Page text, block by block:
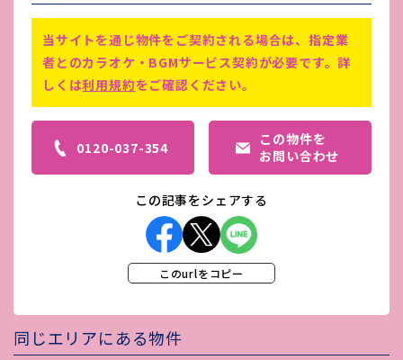
備考
仲介手数料賃料1ヵ月分あり／造作
鍵交換代や町内会費などその他費用
がかかる場合がございます。
当サイトを通じ物件をご契約される場合は、指定業
者とのカラオケ・BGMサービス契約が必要です。詳
しくは利用規約をご確認ください。
0120-037-354
この物件を
お問い合わせ
この記事をシェアする
このurlをコピー
同じエリアにある物件